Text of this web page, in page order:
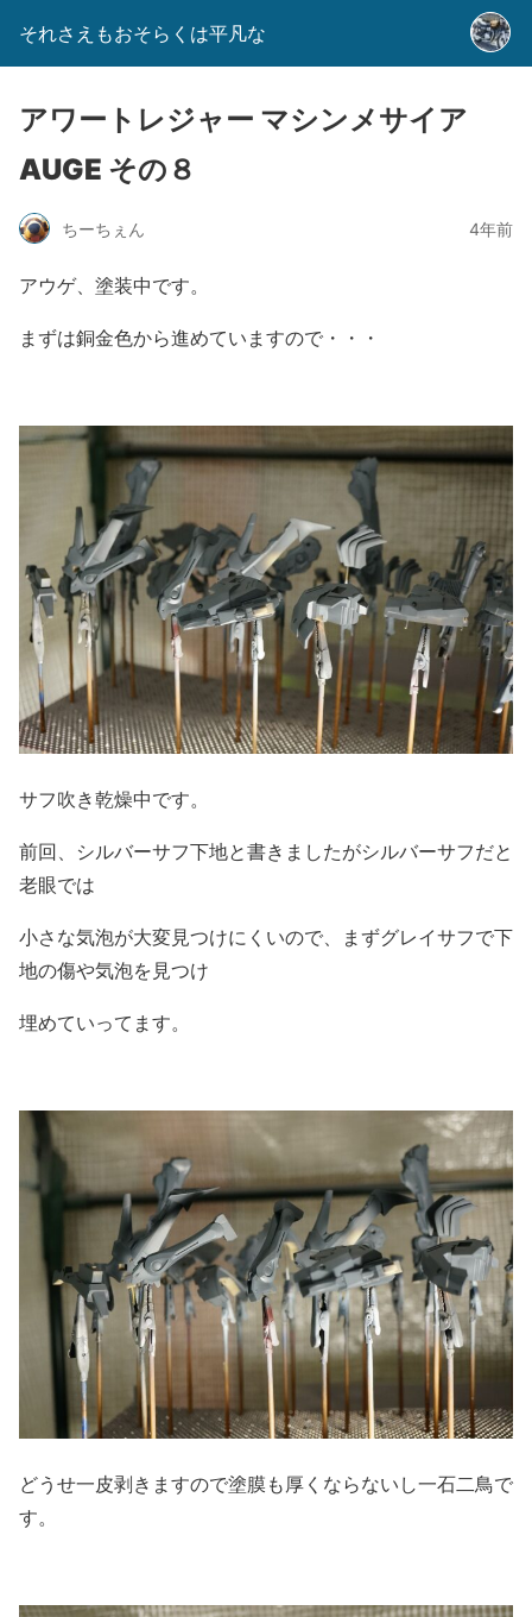
それさえもおそらくは平凡な
アワートレジャー マシンメサイア
AUGE その８
ちーちぇん 4年前
アウゲ、塗装中です。
まずは銅金色から進めていますので・・・
サフ吹き乾燥中です。
前回、シルバーサフ下地と書きましたがシルバーサフだと
老眼では
小さな気泡が大変見つけにくいので、まずグレイサフで下
地の傷や気泡を見つけ
埋めていってます。
どうせ一皮剥きますので塗膜も厚くならないし一石二鳥で
す。